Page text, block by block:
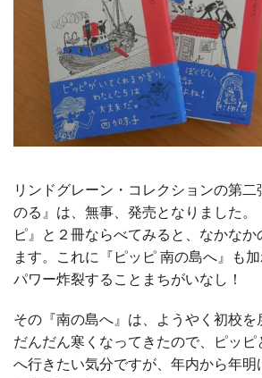
リンドグレーン・コレクションの第二
のる』は、無事、発売となりました。
ピ』と２冊ならべてみると、なかなか
ます。これに『ピッピ 南の島へ』も
パワー炸裂することまちがいなし！
その『南の島へ』は、ようやく初校を
だんだん寒くなってきたので、ピッピ
へ行きたい気分ですが、年内から年明